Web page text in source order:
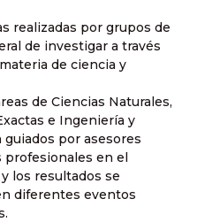
realizadas por grupos de
de investigar a través
de ciencia y
de Ciencias Naturales,
e Ingeniería y
por asesores
profesionales en el
los resultados se
diferentes eventos